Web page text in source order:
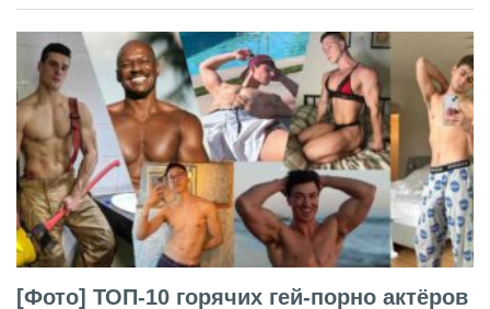
[Фото] ТОП-10 горячих гей-порно актёров